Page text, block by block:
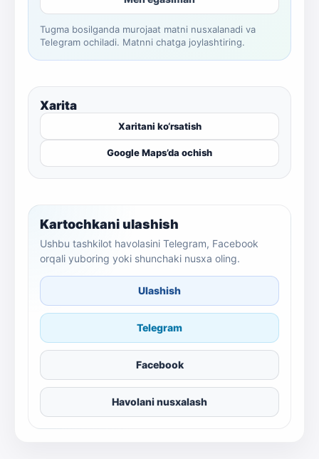
Tugma bosilganda murojaat matni nusxalanadi va
Telegram ochiladi. Matnni chatga joylashtiring.
Xarita
Xaritani ko‘rsatish
Google Maps’da ochish
Kartochkani ulashish
Ushbu tashkilot havolasini Telegram, Facebook
orqali yuboring yoki shunchaki nusxa oling.
Ulashish
Telegram
Facebook
Havolani nusxalash